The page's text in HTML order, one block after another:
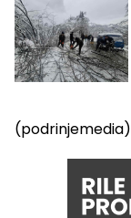
(podrinjemedia)